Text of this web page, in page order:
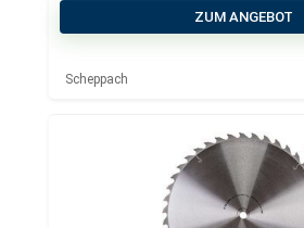
ZUM ANGEBOT
Scheppach